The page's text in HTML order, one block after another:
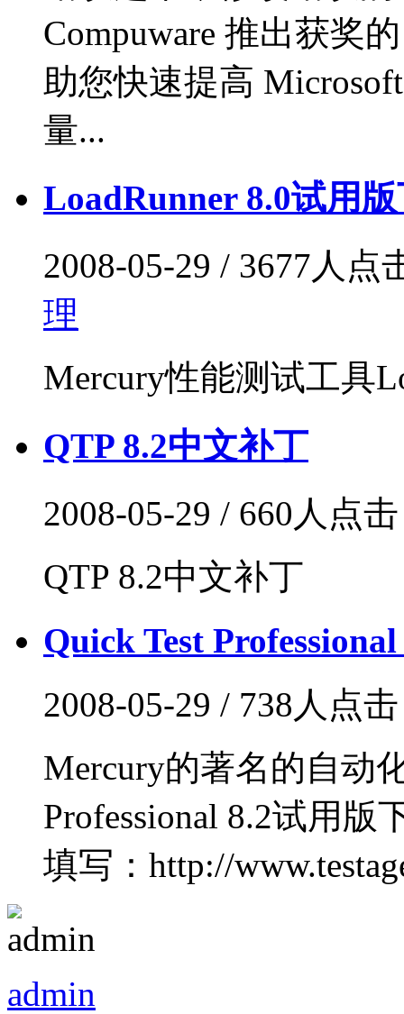
Compuware 推出获奖
助您快速提高
量...
LoadRunner 8.0试用
2008-05-29 / 3677人
理
Mercury性能测试工具
QTP 8.2中文补丁
2008-05-29 / 660人点
QTP 8.2中文补丁
Quick Test Professional
2008-05-29 / 738人点
Mercury的著名的自动
Professional 8.2试用
填写：http://
admin